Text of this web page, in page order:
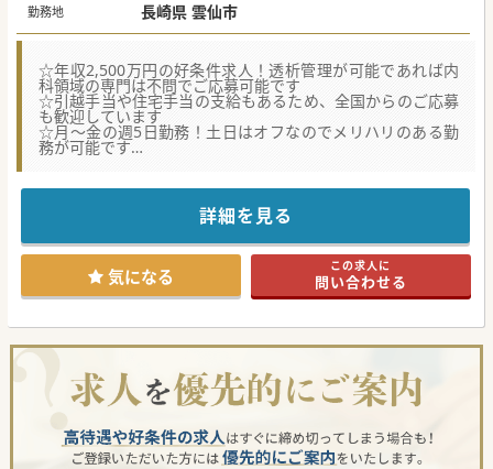
勤務地 長崎県 雲仙市
☆年収2,500万円の好条件求人！透析管理が可能であれば内
科領域の専門は不問でご応募可能です
☆引越手当や住宅手当の支給もあるため、全国からのご応募
も歓迎しています
☆月～金の週5日勤務！土日はオフなのでメリハリのある勤
務が可能です
長崎県東部の療養型病院からの募集です。
管理医師として運営全般と透析管理等の診療面をお願いでき
る先生をお探ししています。
病院の機能は療養型ではあるので、急性増悪も少なくご自身
のペースでお勤めいただきやすい環境かと思います。
長崎県では希少な好条件求人です。
少しでもご興味がございましたら、お気軽にお問合せくださ
い。
詳細を見る
気になる この求人に
問い合わせる